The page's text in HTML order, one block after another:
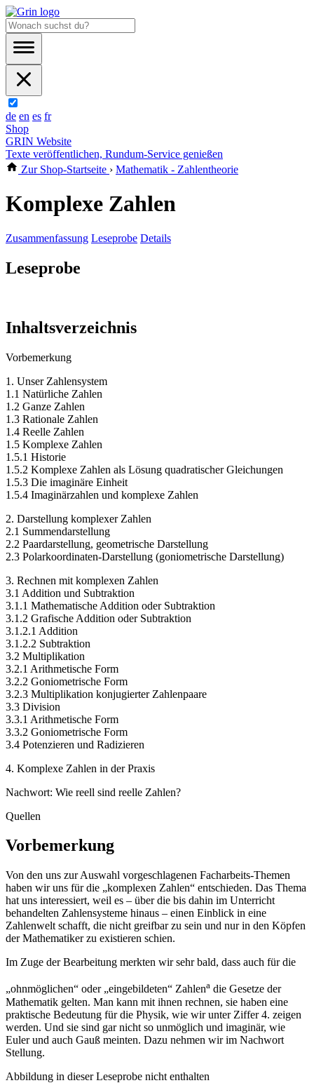
de en es fr
Shop
GRIN Website
Texte veröffentlichen, Rundum-Service genießen
Zur Shop-Startseite › Mathematik - Zahlentheorie
Komplexe Zahlen
Zusammenfassung Leseprobe Details
Leseprobe
Inhaltsverzeichnis
Vorbemerkung
1. Unser Zahlensystem
1.1 Natürliche Zahlen
1.2 Ganze Zahlen
1.3 Rationale Zahlen
1.4 Reelle Zahlen
1.5 Komplexe Zahlen
1.5.1 Historie
1.5.2 Komplexe Zahlen als Lösung quadratischer Gleichungen
1.5.3 Die imaginäre Einheit
1.5.4 Imaginärzahlen und komplexe Zahlen
2. Darstellung komplexer Zahlen
2.1 Summendarstellung
2.2 Paardarstellung, geometrische Darstellung
2.3 Polarkoordinaten-Darstellung (goniometrische Darstellung)
3. Rechnen mit komplexen Zahlen
3.1 Addition und Subtraktion
3.1.1 Mathematische Addition oder Subtraktion
3.1.2 Grafische Addition oder Subtraktion
3.1.2.1 Addition
3.1.2.2 Subtraktion
3.2 Multiplikation
3.2.1 Arithmetische Form
3.2.2 Goniometrische Form
3.2.3 Multiplikation konjugierter Zahlenpaare
3.3 Division
3.3.1 Arithmetische Form
3.3.2 Goniometrische Form
3.4 Potenzieren und Radizieren
4. Komplexe Zahlen in der Praxis
Nachwort: Wie reell sind reelle Zahlen?
Quellen
Vorbemerkung
Von den uns zur Auswahl vorgeschlagenen Facharbeits-Themen
haben wir uns für die „komplexen Zahlen“ entschieden. Das Thema
hat uns interessiert, weil es – über die bis dahin im Unterricht
behandelten Zahlensysteme hinaus – einen Einblick in eine
Zahlenwelt schafft, die nicht greifbar zu sein und nur in den Köpfen
der Mathematiker zu existieren schien.
Im Zuge der Bearbeitung merkten wir sehr bald, dass auch für die
„ohnmöglichen“ oder „eingebildeten“ Zahlena die Gesetze der
Mathematik gelten. Man kann mit ihnen rechnen, sie haben eine
praktische Bedeutung für die Physik, wie wir unter Ziffer 4. zeigen
werden. Und sie sind gar nicht so unmöglich und imaginär, wie
Euler und auch Gauß meinten. Dazu nehmen wir im Nachwort
Stellung.
Abbildung in dieser Leseprobe nicht enthalten